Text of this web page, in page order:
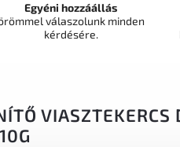
Egyéni hozzáállás
válaszolunk minden
kérdésére.